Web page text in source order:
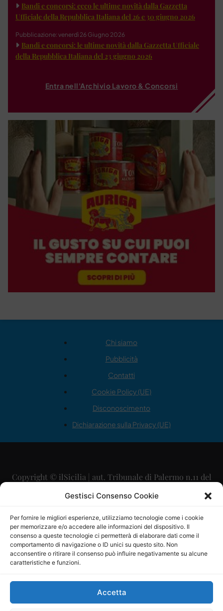
Gestisci Consenso Cookie
Per fornire le migliori esperienze, utilizziamo tecnologie come i cookie
per memorizzare e/o accedere alle informazioni del dispositivo. Il
consenso a queste tecnologie ci permetterà di elaborare dati come il
comportamento di navigazione o ID unici su questo sito. Non
acconsentire o ritirare il consenso può influire negativamente su alcune
caratteristiche e funzioni.
Accetta
Bandi e concorsi: ecco le ultime novità dalla Gazzetta
Ufficiale della Repubblica Italiana del 26 e 30 giugno 2026
Pubblicazione: venerdì 26 Giugno 2026
Bandi e concorsi: le ultime novità dalla Gazzetta Ufficiale
della Repubblica Italiana del 23 giugno 2026
Entra nell'Archivio Lavoro & Concorsi
Chi siamo
Pubblicità
Contatti
Cookie Policy (UE)
Disconoscimento
Dichiarazione sulla Privacy (UE)
Copyright © ilSicilia | aut. Tribunale di Palermo n.11 del
29/09/2015
Direttore Editoriale: Maurizio Scaglione
Direttore Responsabile: Maria Calabrese
P.IVA: 06334930820
Mercurio Comunicazione Società Cooperativa a r.l. è